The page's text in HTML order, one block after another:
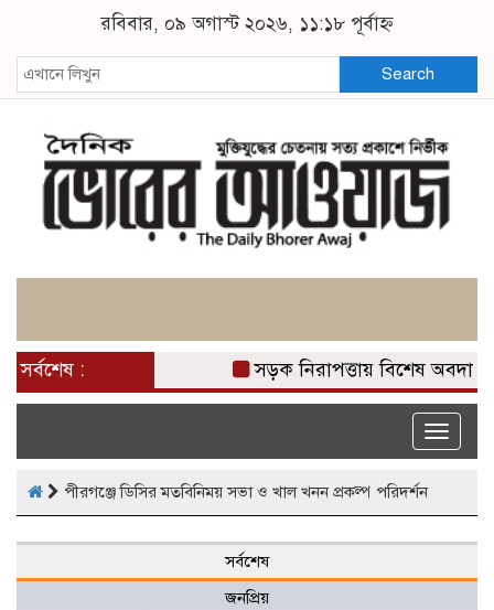
রবিবার, ০৯ অগাস্ট ২০২৬, ১১:১৮ পূর্বাহ্ন
Search
সর্বশেষ : সড়ক নিরাপত্তায় বিশেষ অবদান
Toggle
পীরগঞ্জে ডিসির মতবিনিময় সভা ও খাল খনন প্রকল্প পরিদর্শন
সর্বশেষ
জনপ্রিয়